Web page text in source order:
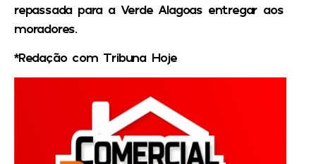
repassada para a Verde Alagoas entregar aos
moradores.
*Redação com Tribuna Hoje